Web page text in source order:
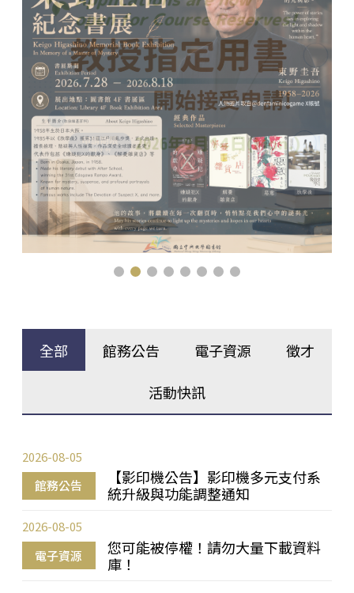
全部 館務公告 電子資源 徵才
活動快訊
館務公告
【影印機公告】影印機多元支付系
統升級與功能調整通知
2026-08-05
電子資源
您可能被停權！請勿大量下載資料
庫！
2026-08-05